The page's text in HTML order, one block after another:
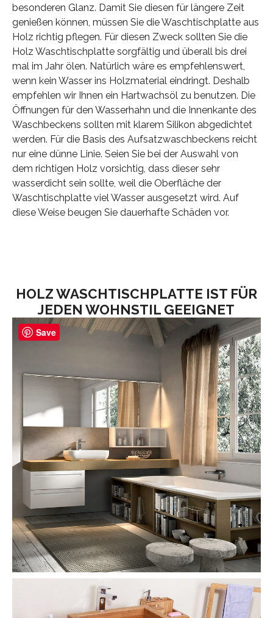
besonderen Glanz. Damit Sie diesen für längere Zeit
genießen können, müssen Sie die Waschtischplatte aus
Holz richtig pflegen. Für diesen Zweck sollten Sie die
Holz Waschtischplatte sorgfältig und überall bis drei
mal im Jahr ölen. Natürlich wäre es empfehlenswert,
wenn kein Wasser ins Holzmaterial eindringt. Deshalb
empfehlen wir Ihnen ein Hartwachsöl zu benutzen. Die
Öffnungen für den Wasserhahn und die Innenkante des
Waschbeckens sollten mit klarem Silikon abgedichtet
werden. Für die Basis des Aufsatzwaschbeckens reicht
nur eine dünne Linie. Seien Sie bei der Auswahl von
dem richtigen Holz vorsichtig, dass dieser sehr
wasserdicht sein sollte, weil die Oberfläche der
Waschtischplatte viel Wasser ausgesetzt wird. Auf
diese Weise beugen Sie dauerhafte Schäden vor.
HOLZ WASCHTISCHPLATTE IST FÜR
JEDEN WOHNSTIL GEEIGNET
Save